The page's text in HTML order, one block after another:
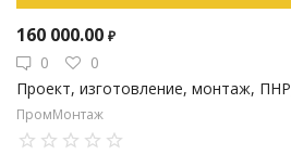
160 000.00 ₽
0
0
Проект, изготовление, монтаж,
ПромМонтаж